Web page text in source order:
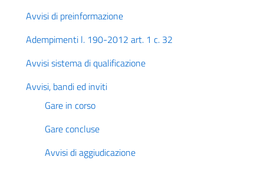
Avvisi di preinformazione
Adempimenti l. 190-2012 art. 1 c. 32
Avvisi sistema di qualificazione
Avvisi, bandi ed inviti
Gare in corso
Gare concluse
Avvisi di aggiudicazione